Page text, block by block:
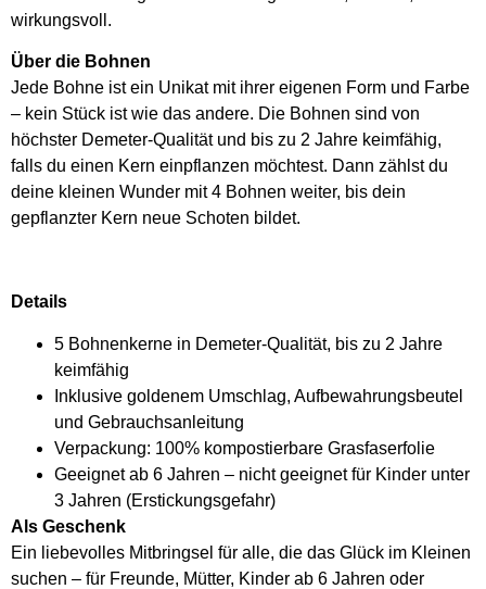
wirkungsvoll.
Über die Bohnen
Jede Bohne ist ein Unikat mit ihrer eigenen Form und Farbe
– kein Stück ist wie das andere. Die Bohnen sind von
höchster Demeter-Qualität und bis zu 2 Jahre keimfähig,
falls du einen Kern einpflanzen möchtest. Dann zählst du
deine kleinen Wunder mit 4 Bohnen weiter, bis dein
gepflanzter Kern neue Schoten bildet.
Details
5 Bohnenkerne in Demeter-Qualität, bis zu 2 Jahre
keimfähig
Inklusive goldenem Umschlag, Aufbewahrungsbeutel
und Gebrauchsanleitung
Verpackung: 100% kompostierbare Grasfaserfolie
Geeignet ab 6 Jahren – nicht geeignet für Kinder unter
3 Jahren (Erstickungsgefahr)
Als Geschenk
Ein liebevolles Mitbringsel für alle, die das Glück im Kleinen
suchen – für Freunde, Mütter, Kinder ab 6 Jahren oder